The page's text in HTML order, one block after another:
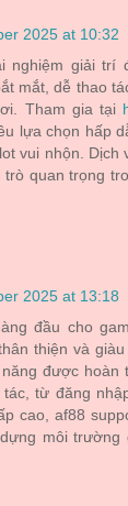
2025 at 10:32
nghiệm giải trí
mắt, dễ thao
Tham gia tại
lựa chọn hấp
vui nhộn. Dịch
quan trọng
2025 at 13:18
đầu cho
thiện và
được hoàn
từ đăng
cao, af88
môi trường